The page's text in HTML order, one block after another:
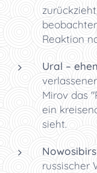
Reaktion
Ural –
Mirov das
ein
sieht.
russischer